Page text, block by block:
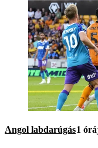
Angol labdarúgás1